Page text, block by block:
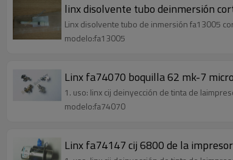
linx disolvente tubo deinmersión
Linx disolvente tubo de inmersión fa13005
modelo:fa13005
Linx fa74070 boquilla 62 mk-7
1. uso: linx cij deinyección de tinta de
modelo:fa74070
Linx fa74147 cij 6800 de la